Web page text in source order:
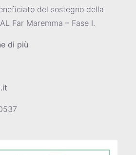
del sostegno della
Far Maremma – Fase I.
di più